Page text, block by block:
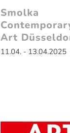
Smolka
Art
11.04. - 13.04.2025